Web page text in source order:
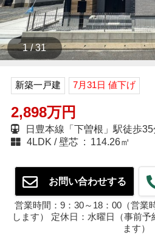
1 / 31
新築一戸建 7月31日 値下げ
2,898万円
日豊本線「下曽根」駅徒歩35
4LDK
壁芯 : 114.26㎡
お問い合わせする
営業時間：9：30～18：00（営業
します） 定休日：水曜日（事前
ます）